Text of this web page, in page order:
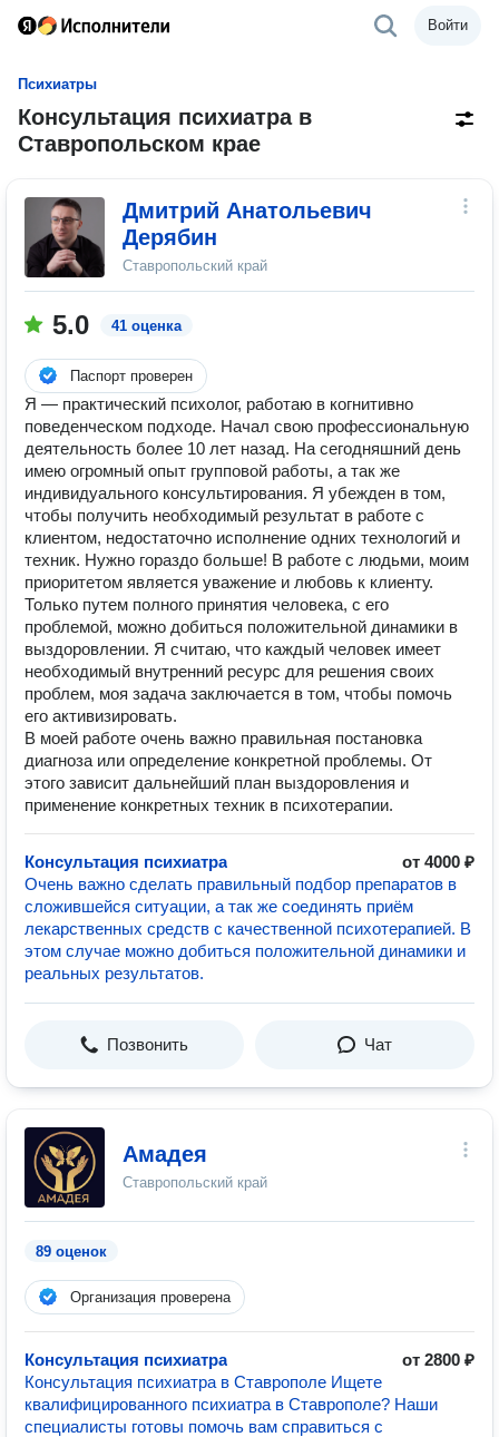
Войти
Психиатры
Консультация психиатра в
Ставропольском крае
Дмитрий Анатольевич
Дерябин
Ставропольский край
5.0 41 оценка
Паспорт проверен
Я — практический психолог, работаю в когнитивно
поведенческом подходе. Начал свою профессиональную
деятельность более 10 лет назад. На сегодняшний день
имею огромный опыт групповой работы, а так же
индивидуального консультирования. Я убежден в том,
чтобы получить необходимый результат в работе с
клиентом, недостаточно исполнение одних технологий и
техник. Нужно гораздо больше! В работе с людьми, моим
приоритетом является уважение и любовь к клиенту.
Только путем полного принятия человека, с его
проблемой, можно добиться положительной динамики в
выздоровлении. Я считаю, что каждый человек имеет
необходимый внутренний ресурс для решения своих
проблем, моя задача заключается в том, чтобы помочь
его активизировать.
В моей работе очень важно правильная постановка
диагноза или определение конкретной проблемы. От
этого зависит дальнейший план выздоровления и
применение конкретных техник в психотерапии.
Консультация психиатра
от 4000 ₽
Очень важно сделать правильный подбор препаратов в
сложившейся ситуации, а так же соединять приём
лекарственных средств с качественной психотерапией. В
этом случае можно добиться положительной динамики и
реальных результатов.
Позвонить Чат
Амадея
Ставропольский край
89 оценок
Организация проверена
Консультация психиатра
от 2800 ₽
Консультация психиатра в Ставрополе Ищете
квалифицированного психиатра в Ставрополе? Наши
специалисты готовы помочь вам справиться с